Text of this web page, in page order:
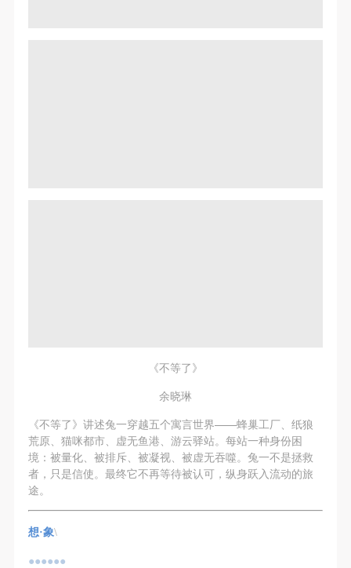
《不等了》
余晓琳
《不等了》讲述兔一穿越五个寓言世界——蜂巢工厂、纸狼
荒原、猫咪都市、虚无鱼港、游云驿站。每站一种身份困
境：被量化、被排斥、被凝视、被虚无吞噬。兔一不是拯救
者，只是信使。最终它不再等待被认可，纵身跃入流动的旅
途。
想·象\
●●●●●●